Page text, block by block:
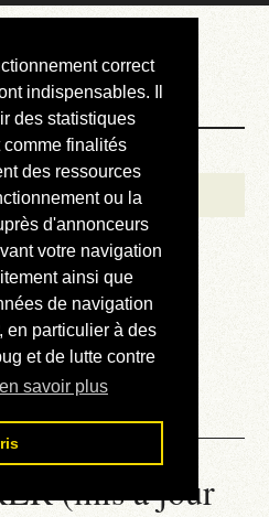
correct
indispensables. Il
des statistiques
finalités
des ressources
ou la
d'annonceurs
votre navigation
ainsi que
de navigation
en particulier à des
et de lutte contre
savoir plus
(mis à jour